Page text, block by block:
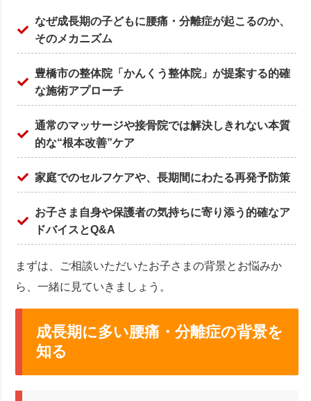
なぜ成長期の子どもに腰痛・分離症が起こるのか、
そのメカニズム
豊橋市の整体院「かんくう整体院」が提案する的確
な施術アプローチ
通常のマッサージや接骨院では解決しきれない本質
的な“根本改善”ケア
家庭でのセルフケアや、長期間にわたる再発予防策
お子さま自身や保護者の気持ちに寄り添う的確なア
ドバイスとQ&A
まずは、ご相談いただいたお子さまの背景とお悩みか
ら、一緒に見ていきましょう。
成長期に多い腰痛・分離症の背景を
知る